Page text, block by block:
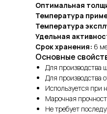
Оптимальная
Температура
Температура
Удельная
Срок хранения: 6
Основные
Для производства
Для производства
Используется при
Марочная
Не требует